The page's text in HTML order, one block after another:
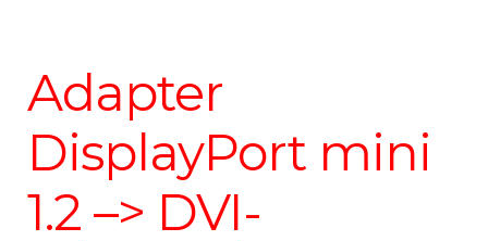
Adapter
DisplayPort mini
1.2 –> DVI-